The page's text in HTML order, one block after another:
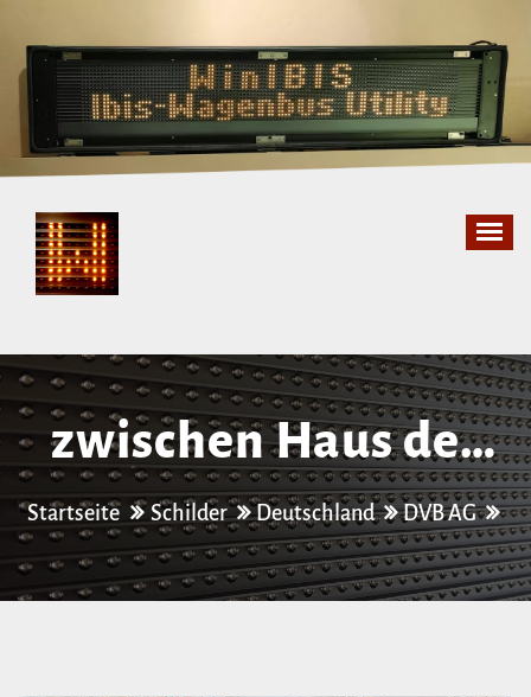
springen
zwischen Haus der
Presse und Postplatz
über Jahnstraße
Startseite Schilder Deutschland DVB AG